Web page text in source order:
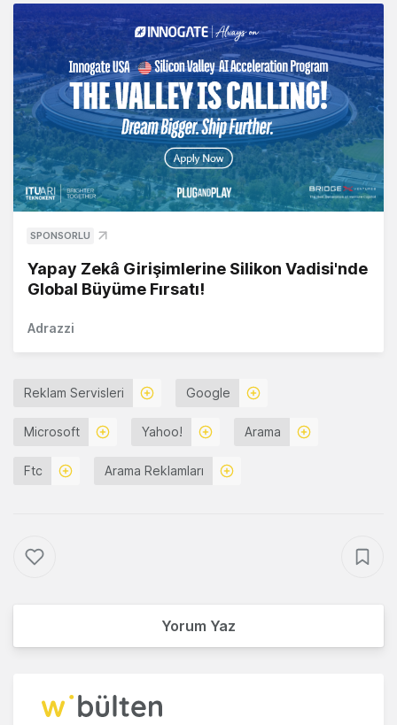
SPONSORLU
Yapay Zekâ Girişimlerine Silikon Vadisi'nde
Global Büyüme Fırsatı!
Adrazzi
Reklam Servisleri Google
Microsoft Yahoo! Arama
Ftc Arama Reklamları
Yorum Yaz